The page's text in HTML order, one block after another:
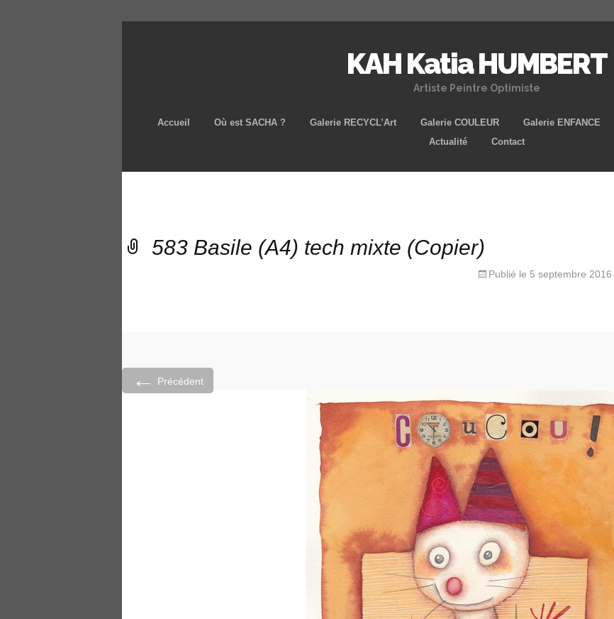
KAH Katia HUMBERT
Artiste Peintre Optimiste
Aller
Accueil Où est SACHA ? Galerie RECYCL’Art Galerie COULEUR Galerie ENFANCE
Actualité
Contact
583 Basile (A4) tech mixte (Copier)
Publié le 5 septembre 2016
← Précédent